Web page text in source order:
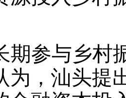
期参与乡村
为，汕头提